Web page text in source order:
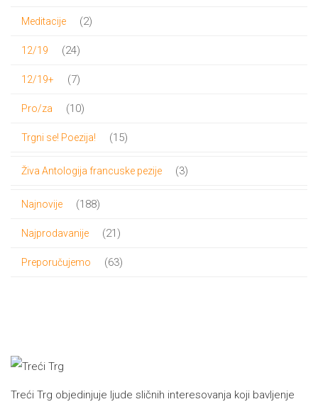
Meditacije 22
12/19 2424
12/19+ 77
Pro/za 1010
Trgni se! Poezija! 1515
Živa Antologija francuske pezije 33
Najnovije 188188
Najprodavanije 21 21
Preporučujemo 6363
Treći Trg objedinjuje ljude sličnih interesovanja koji bavljenje